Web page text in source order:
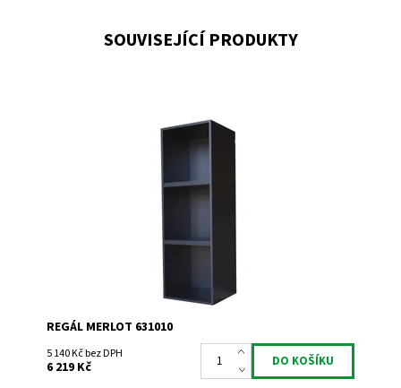
SOUVISEJÍCÍ PRODUKTY
Regál univerzální. Smontováno z výroby
Do 3 týdnů
631010
Expovinalia
2 roky
REGÁL MERLOT 631010
5 140 Kč bez DPH
6 219 Kč